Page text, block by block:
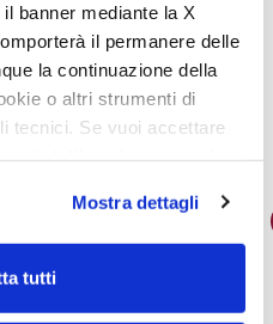
banner mediante la X
il permanere delle
la continuazione della
o altri strumenti di
tecnici. Se vuoi accettare
vuoi saperne di più clicca
permetti l'utilizzo
Mostra dettagli
tutti